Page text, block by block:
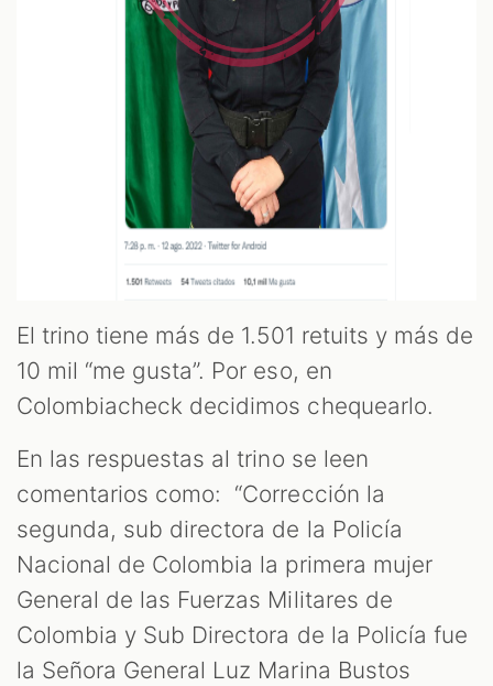
El trino tiene más de 1.501 retuits y más de
10 mil “me gusta”. Por eso, en
Colombiacheck decidimos chequearlo.
En las respuestas al trino se leen
comentarios como: “Corrección la
segunda, sub directora de la Policía
Nacional de Colombia la primera mujer
General de las Fuerzas Militares de
Colombia y Sub Directora de la Policía fue
la Señora General Luz Marina Bustos